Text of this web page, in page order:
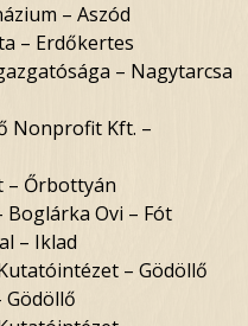
– Aszód
– Erdőkertes
– Nagytarcsa
Nonprofit Kft. –
– Őrbottyán
Ovi – Fót
– Iklad
– Gödöllő
Gödöllő